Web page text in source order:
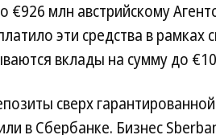
€926 млн австрийскому
эти средства в рамках
вклады на сумму до
сверх
в Сбербанке. Бизнес